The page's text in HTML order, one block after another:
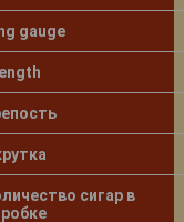
gauge
сигар в